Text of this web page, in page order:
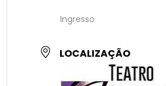
Ingresso
LOCALIZAÇÃO